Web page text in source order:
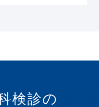
検診の